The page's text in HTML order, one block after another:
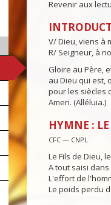
Revenir aux
V/ Dieu, viens à
R/ Seigneur, à
Gloire au Père,
au Dieu qui est,
pour les siècles
Amen. (Alléluia.)
HYMNE : LE
CFC — CNPL
Le Fils de Dieu,
A tout saisi
L'effort de
Le poids perdu